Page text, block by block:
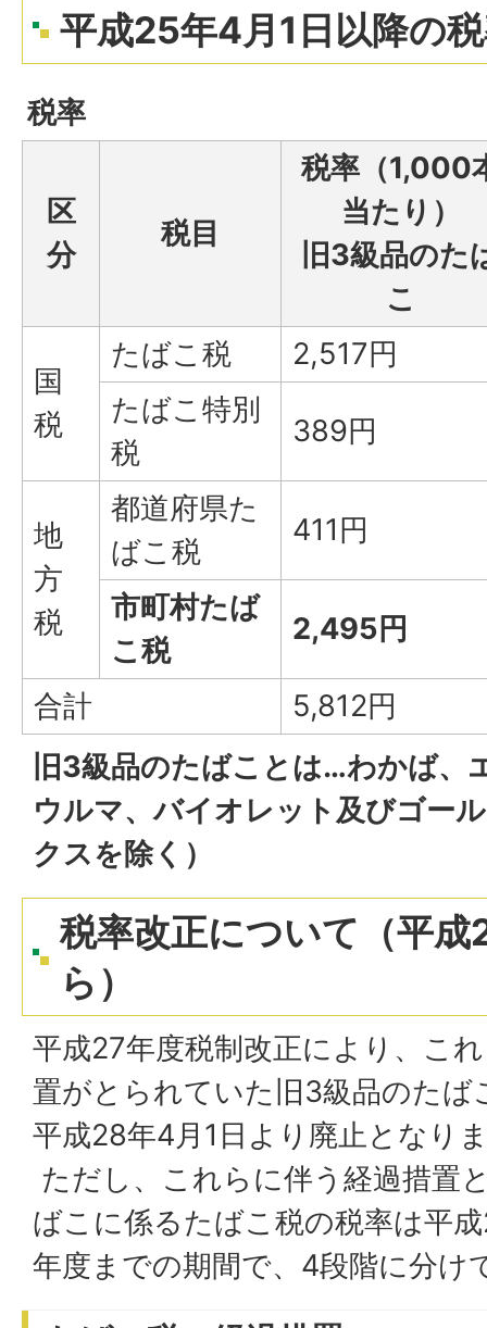
平成25年4月1日以降の
税率
区
分
税目
税率（1,000
当たり）
旧3級品のた
こ
国
税
たばこ税
2,517円
たばこ特別
税
389円
地
方
税
都道府県た
ばこ税
411円
市町村たば
こ税
2,495円
合計
5,812円
旧3級品のたばことは…わかば、
ウルマ、バイオレット及びゴー
クスを除く）
税率改正について（平
ら）
平成27年度税制改正により、こ
置がとられていた旧3級品のたば
平成28年4月1日より廃止となり
ただし、これらに伴う経過措置
ばこに係るたばこ税の税率は平
年度までの期間で、4段階に分け